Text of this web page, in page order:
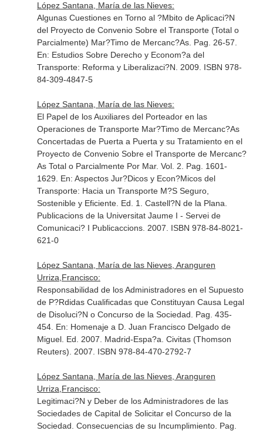
López Santana, María de las Nieves:
Algunas Cuestiones en Torno al ?Mbito de Aplicaci?N
del Proyecto de Convenio Sobre el Transporte (Total o
Parcialmente) Mar?Timo de Mercanc?As. Pag. 26-57.
En: Estudios Sobre Derecho y Econom?a del
Transporte: Reforma y Liberalizaci?N . 2009. ISBN 978-
84-309-4847-5
López Santana, María de las Nieves:
El Papel de los Auxiliares del Porteador en las
Operaciones de Transporte Mar?Timo de Mercanc?As
Concertadas de Puerta a Puerta y su Tratamiento en el
Proyecto de Convenio Sobre el Transporte de Mercanc?
As Total o Parcialmente Por Mar. Vol. 2. Pag. 1601-
1629. En: Aspectos Jur?Dicos y Econ?Micos del
Transporte: Hacia un Transporte M?S Seguro,
Sostenible y Eficiente. Ed. 1. Castell?N de la Plana.
Publicacions de la Universitat Jaume I - Servei de
Comunicaci? I Publicaccions. 2007. ISBN 978-84-8021-
621-0
López Santana, María de las Nieves, Aranguren
Urriza,Francisco:
Responsabilidad de los Administradores en el Supuesto
de P?Rdidas Cualificadas que Constituyan Causa Legal
de Disoluci?N o Concurso de la Sociedad. Pag. 435-
454. En: Homenaje a D. Juan Francisco Delgado de
Miguel. Ed. 2007. Madrid-Espa?a. Civitas (Thomson
Reuters). 2007. ISBN 978-84-470-2792-7
López Santana, María de las Nieves, Aranguren
Urriza,Francisco:
Legitimaci?N y Deber de los Administradores de las
Sociedades de Capital de Solicitar el Concurso de la
Sociedad. Consecuencias de su Incumplimiento. Pag.